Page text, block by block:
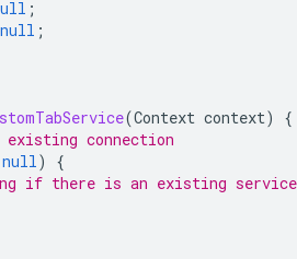
;
null ;
(Context context)
{
connection
null)
{
if there is an existing service